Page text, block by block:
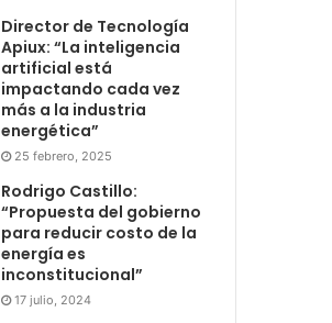
Director de Tecnología
Apiux: “La inteligencia
artificial está
impactando cada vez
más a la industria
energética”
25 febrero, 2025
Rodrigo Castillo:
“Propuesta del gobierno
para reducir costo de la
energía es
inconstitucional”
17 julio, 2024